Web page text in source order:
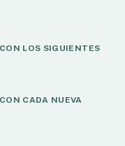
LOS SIGUIENTES
CADA NUEVA